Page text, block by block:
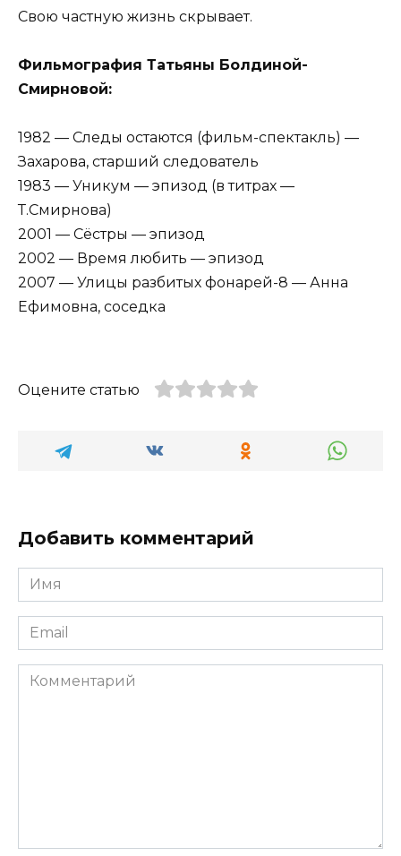
Свою частную жизнь скрывает.
Фильмография Татьяны Болдиной-
Смирновой:
1982 — Следы остаются (фильм-спектакль) —
Захарова, старший следователь
1983 — Уникум — эпизод (в титрах —
Т.Смирнова)
2001 — Сёстры — эпизод
2002 — Время любить — эпизод
2007 — Улицы разбитых фонарей-8 — Анна
Ефимовна, соседка
Оцените статью
Добавить комментарий
Имя
*
Email
*
Комментарий